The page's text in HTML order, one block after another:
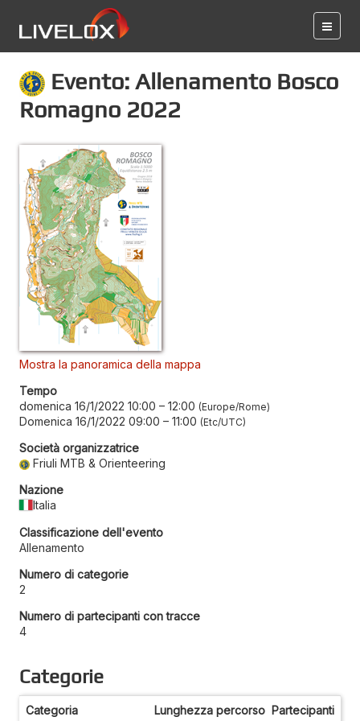
Evento: Allenamento Bosco
Romagno 2022
Mostra la panoramica della mappa
Tempo
domenica 16/1/2022 10:00 – 12:00 Europe/Rome
Domenica 16/1/2022 09:00 – 11:00 Etc/UTC
Società organizzatrice
Friuli MTB & Orienteering
Nazione
Italia
Classificazione dell'evento
Allenamento
Numero di categorie
2
Numero di partecipanti con tracce
4
Categorie
Categoria Lunghezza percorso Partecipanti